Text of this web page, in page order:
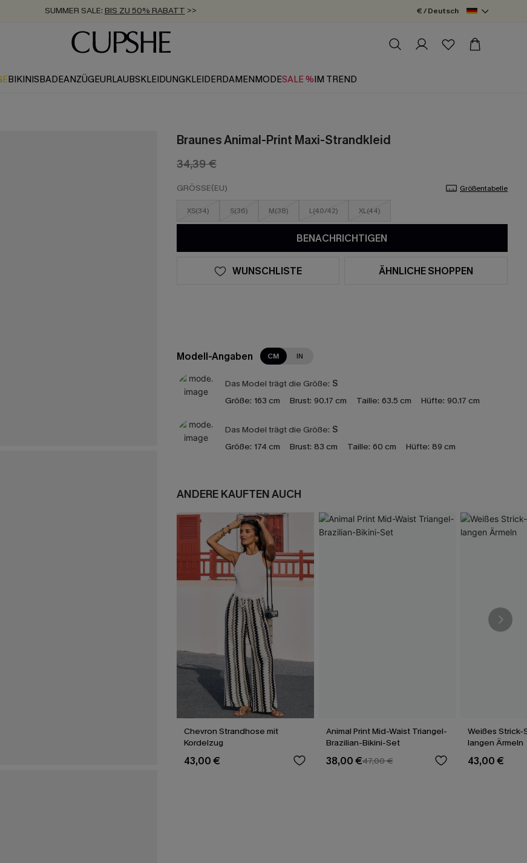
SUMMER SALE: BIS ZU 50% RABATT >>
ZUM NEWSLETTER:BIS ZU -20% EXTRA ERHALTEN
KOSTENLOSER VERSAND AB 89 €
€ / Deutsch
BIKINISBADEANZÜGEURLAUBSKLEIDUNGKLEIDERDAMENMODESALE %IM TREND
Braunes Animal-Print Maxi-Strandkleid
34,39 €
GRÖSSE(EU) Größentabelle
XS(34) S(36) M(38) L(40/42) XL(44)
BENACHRICHTIGEN
WUNSCHLISTE ÄHNLICHE SHOPPEN
Modell-Angaben CM IN
Das Model trägt die Größe: S
Größe: 163 cm Brust: 90.17 cm Taille: 63.5 cm Hüfte: 90.17 cm
Das Model trägt die Größe: S
Größe: 174 cm Brust: 83 cm Taille: 60 cm Hüfte: 89 cm
ANDERE KAUFTEN AUCH
Chevron Strandhose mit
Kordelzug
43,00 €
Animal Print Mid-Waist Triangel-
Brazilian-Bikini-Set
38,00 €47,00 €
Weißes
langen Ärmeln
43,00 €